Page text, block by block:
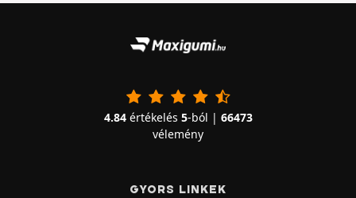
4.84értékelés 5-ból | 66473
vélemény
GYORS LINKEK